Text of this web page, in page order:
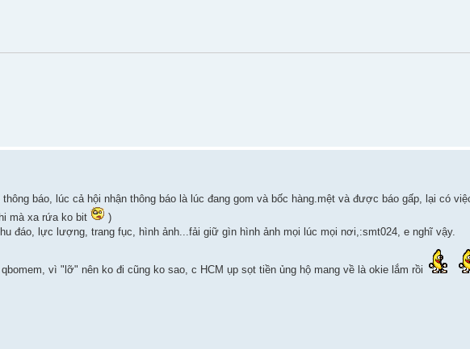
báo, lúc cả hội nhận thông báo là lúc đang gom và bốc hàng.mệt và được báo gấp, lại có
mà xa rứa ko bit
)
đáo, lực lượng, trang fục, hình ảnh...fải giữ gìn hình ảnh mọi lúc mọi nơi,:smt024, e nghĩ vậy.
vì "lỡ" nên ko đi cũng ko sao, c HCM ụp sọt tiền ủng hộ mang về là okie lắm rồi